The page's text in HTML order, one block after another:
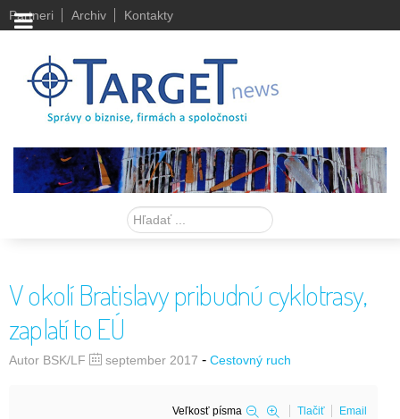
Partneri Archiv Kontakty
Hľadať
V okolí Bratislavy pribudnú cyklotrasy,
zaplatí to EÚ
Autor BSK/LF september 2017 - Cestovný ruch
Veľkosť písma Tlačiť Email